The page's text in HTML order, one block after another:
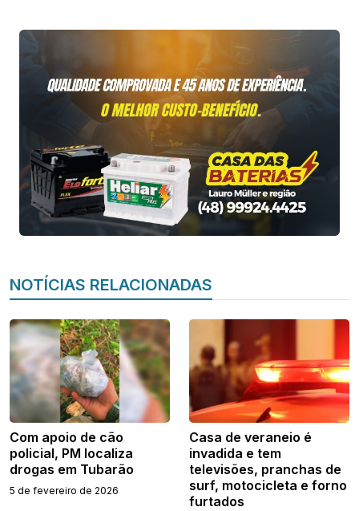
NOTÍCIAS RELACIONADAS
Com apoio de cão
policial, PM localiza
drogas em Tubarão
5 de fevereiro de 2026
Casa de veraneio é
invadida e tem
televisões, pranchas de
surf, motocicleta e forno
furtados